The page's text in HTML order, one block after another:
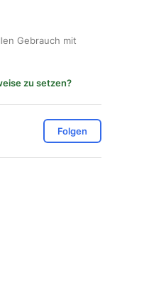
Gebrauch mit
zu setzen?
Folgen